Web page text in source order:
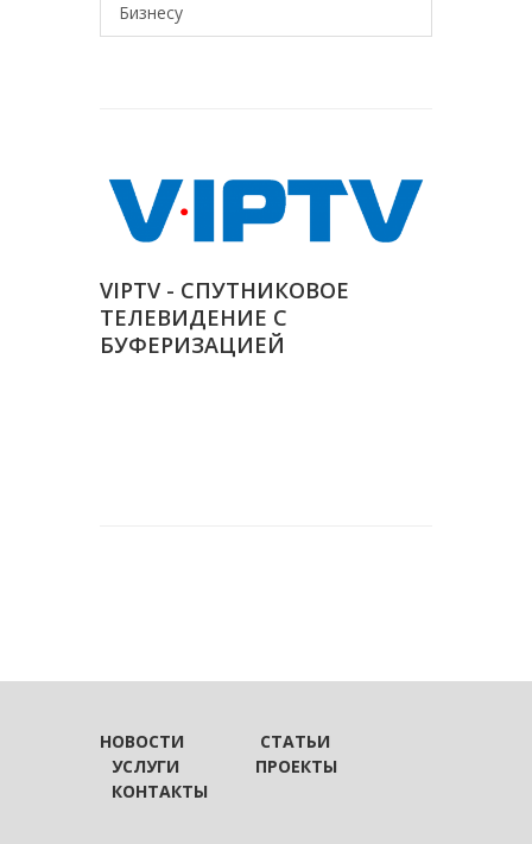
Бизнесу
VIPTV - СПУТНИКОВОЕ
ТЕЛЕВИДЕНИЕ С
БУФЕРИЗАЦИЕЙ
НОВОСТИ
СТАТЬИ
УСЛУГИ
ПРОЕКТЫ
КОНТАКТЫ